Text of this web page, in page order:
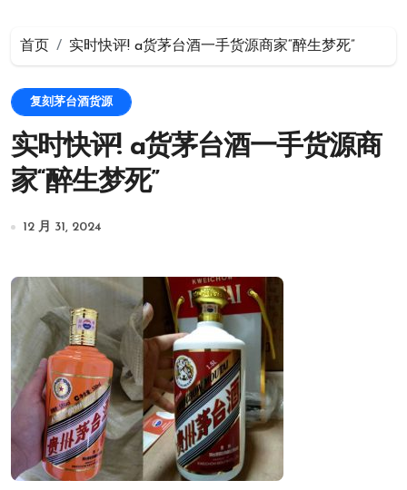
首页 实时快评! a货茅台酒一手货源商家“醉生梦死”
复刻茅台酒货源
实时快评! a货茅台酒一手货源商
家“醉生梦死”
12 月 31, 2024